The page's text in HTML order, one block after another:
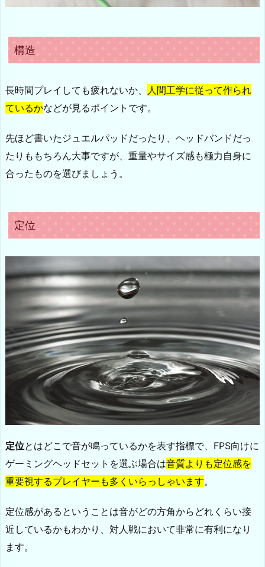
構造
長時間プレイしても疲れないか、
人間工学に従って作られ
ているかなどが見るポイントです。
先ほど書いたジュエルパッドだったり、ヘッドバンドだっ
たりももちろん大事ですが、重量やサイズ感も極力自身に
合ったものを選びましょう。
定位
定位とはどこで音が鳴っているかを表す指標で、FPS向けに
ゲーミングヘッドセットを選ぶ場合は音質よりも定位感を
重要視するプレイヤーも多くいらっしゃいます。
定位感があるということは音がどの方角からどれくらい接
近しているかもわかり、対人戦において非常に有利になり
ます。